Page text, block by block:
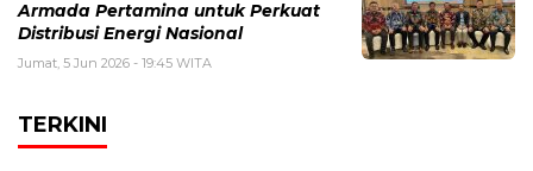
Armada Pertamina untuk Perkuat
Distribusi Energi Nasional
Jumat, 5 Jun 2026 - 19:45 WITA
TERKINI